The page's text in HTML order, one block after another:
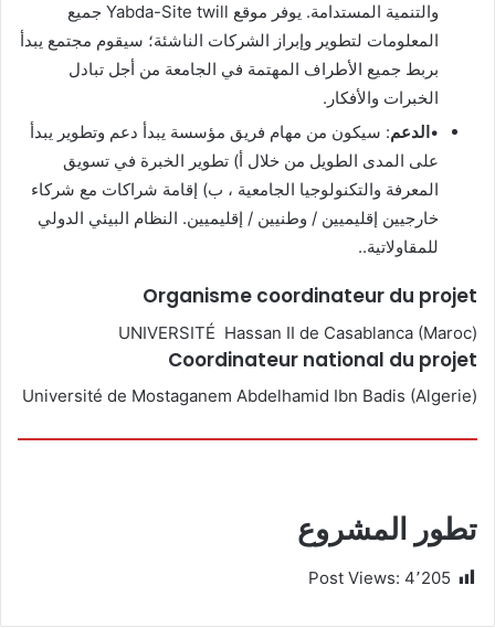
والتنمية المستدامة. يوفر موقع Yabda-Site twill جميع
المعلومات لتطوير وإبراز الشركات الناشئة؛ سيقوم مجتمع يبدأ
بربط جميع الأطراف المهتمة في الجامعة من أجل تبادل
الخبرات والأفكار.
• الدعم: سيكون من مهام فريق مؤسسة يبدأ دعم وتطوير يبدأ
على المدى الطويل من خلال أ) تطوير الخبرة في تسويق
المعرفة والتكنولوجيا الجامعية ، ب) إقامة شراكات مع شركاء
خارجيين إقليميين / وطنيين / إقليميين. النظام البيئي الدولي
للمقاولاتية..
Organisme coordinateur du projet
UNIVERSITÉ Hassan II de Casablanca (Maroc)
Coordinateur national du projet
Université de Mostaganem Abdelhamid Ibn Badis (Algerie)
تطور المشروع
Post Views: 4٬205